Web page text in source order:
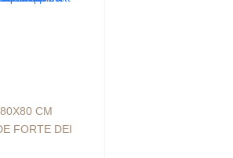
СМ
FORTE DEI
CREAM RETT